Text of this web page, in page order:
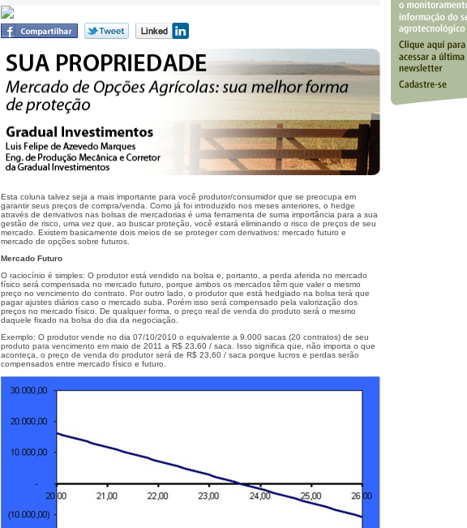
Esta coluna talvez seja a mais importante para você produtor/consumidor que se preocupa em
garantir seus preços de compra/venda. Como já foi introduzido nos meses anteriores, o hedge
através de derivativos nas bolsas de mercadorias é uma ferramenta de suma importância para a sua
gestão de risco, uma vez que, ao buscar proteção, você estará eliminando o risco de preços de seu
mercado. Existem basicamente dois meios de se proteger com derivativos: mercado futuro e
mercado de opções sobre futuros.
Mercado Futuro
O raciocínio é simples: O produtor está vendido na bolsa e, portanto, a perda aferida no mercado
físico será compensada no mercado futuro, porque ambos os mercados têm que valer o mesmo
preço no vencimento do contrato. Por outro lado, o produtor que está hedgiado na bolsa terá que
pagar ajustes diários caso o mercado suba. Porém isso será compensado pela valorização dos
preços no mercado físico. De qualquer forma, o preço real de venda do produto será o mesmo
daquele fixado na bolsa do dia da negociação.
Exemplo: O produtor vende no dia 07/10/2010 o equivalente a 9.000 sacas (20 contratos) de seu
produto para vencimento em maio de 2011 a R$ 23,60 / saca. Isso significa que, não importa o que
aconteça, o preço de venda do produtor será de R$ 23,60 / saca porque lucros e perdas serão
compensados entre mercado físico e futuro.